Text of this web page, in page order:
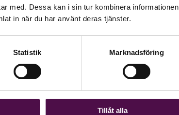
med. Dessa kan i sin tur kombinera informationen
in när du har använt deras tjänster.
Statistik Marknadsföring
Tillåt alla